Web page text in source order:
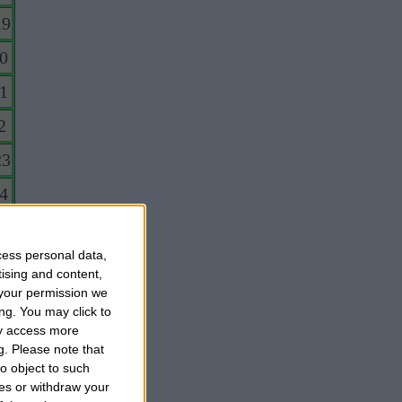
personal data,
and content,
permission we
You may click to
access more
Please note that
object to such
or withdraw your